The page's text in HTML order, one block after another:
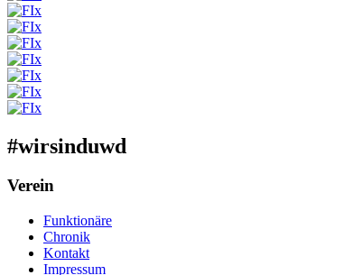
#wirsinduwd
Verein
Funktionäre
Chronik
Kontakt
Impressum